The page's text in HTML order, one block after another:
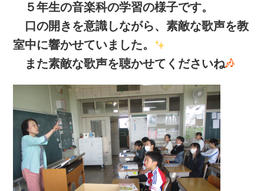
５年生の音楽科の学習の様子です。
口の開きを意識しながら、素敵な歌声を教
室中に響かせていました。
また素敵な歌声を聴かせてくださいね